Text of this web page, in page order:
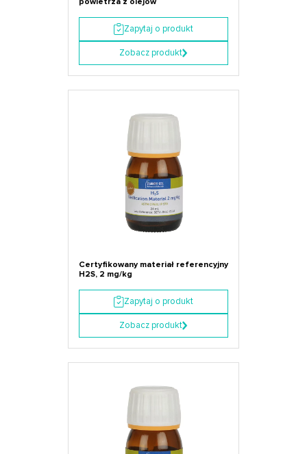
Zapytaj o produkt
Zobacz produkt
Certyfikowany materiał referencyjny
H2S, 2 mg/kg
Zapytaj o produkt
Zobacz produkt